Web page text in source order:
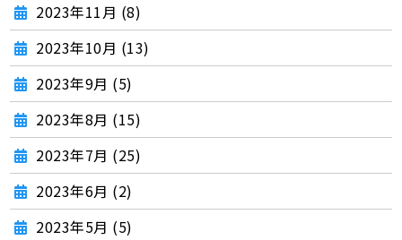
2023年11月 (8)
2023年10月 (13)
2023年9月 (5)
2023年8月 (15)
2023年7月 (25)
2023年6月 (2)
2023年5月 (5)